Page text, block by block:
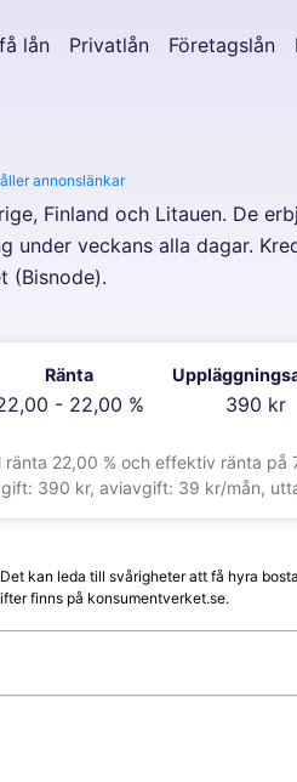
lån Privatlån Företagslån
annonslänkar
Finland och Litauen. De
veckans alla dagar.
(Bisnode).
Ränta
- 22,00 % 390 kr
22,00 % och effektiv ränta på
390 kr, aviavgift: 39 kr/mån,
kan leda till svårigheter att få hyra
finns på konsumentverket.se.